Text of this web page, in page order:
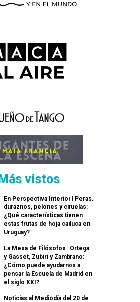
Más vistos
En Perspectiva Interior | Peras,
duraznos, pelones y ciruelas:
¿Qué características tienen
estas frutas de hoja caduca en
Uruguay?
La Mesa de Filósofos | Ortega
y Gasset, Zubiri y Zambrano:
¿Cómo puede ayudarnos a
pensar la Escuela de Madrid en
el siglo XXI?
Noticias al Mediodía del 20 de